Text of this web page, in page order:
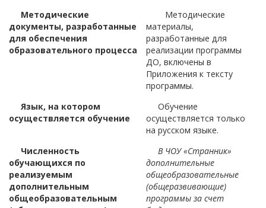
Методические
документы, разработанные
для обеспечения
образовательного процесса
Методические
материалы,
разработанные для
реализации программы
ДО, включены в
Приложения к тексту
программы.
Язык, на котором
осуществляется обучение
Обучение
осуществляется только
на русском языке.
Численность
обучающихся по
реализуемым
дополнительным
общеобразовательным
В ЧОУ «Странник»
дополнительные
общеобразовательные
(общеразвивающие)
программы за счет